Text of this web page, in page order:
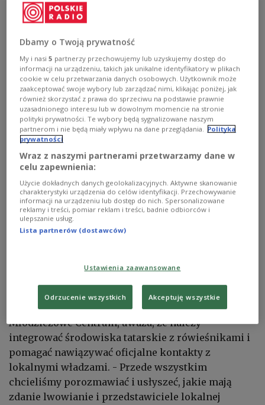
sympatycy Tatarów i Andrij Moskalenko,
zastępca mera miasta do spraw rozwoju.
1
 02'25 
Lwów: panel młodzieżowy "Czym dziś dla mnie jest Krym?". Przygotował
- Wojciech Jankowski
Uczestnicy panelu Fot.: Wojciech Jankowski/Kurier Galicyjski
Alim Uskut, lider organizacji tatarskiej
Młodzieżowe Centrum, uważa, że należy
integrować środowiska tatarskie z rówieśnikami i
pomagać nawiązywać oficjalne kontakty z
lokalnymi władzami. - Przede wszystkim
chcieliśmy porozmawiać i usłyszeć, jakie mają
zdanie lwowianie i przedstawiciele lokalnej
Dbamy o Twoją prywatność
My i nasi5 partnerzy przechowujemy lub uzyskujemy dostęp do
informacji na urządzeniu, takich jak unikalne identyfikatory w plikach
cookie w celu przetwarzania danych osobowych. Użytkownik może
zaakceptować swoje wybory lub zarządzać nimi, klikając poniżej, jak
również skorzystać z prawa do sprzeciwu na podstawie prawnie
uzasadnionego interesu lub w dowolnym momencie na stronie
polityki prywatności. Te wybory będą sygnalizowane naszym
partnerom i nie będą miały wpływu na dane przeglądania. Polityka
prywatności
Wraz z naszymi partnerami przetwarzamy dane w
celu zapewnienia:
Użycie dokładnych danych geolokalizacyjnych. Aktywne skanowanie
charakterystyki urządzenia do celów identyfikacji. Przechowywanie
informacji na urządzeniu lub dostęp do nich. Spersonalizowane
reklamy i treści, pomiar reklam i treści, badnie odbiorców i
ulepszanie usług.
Lista partnerów (dostawców)
Ustawienia zaawansowane
Odrzucenie wszystkich Akceptuję wszystkie